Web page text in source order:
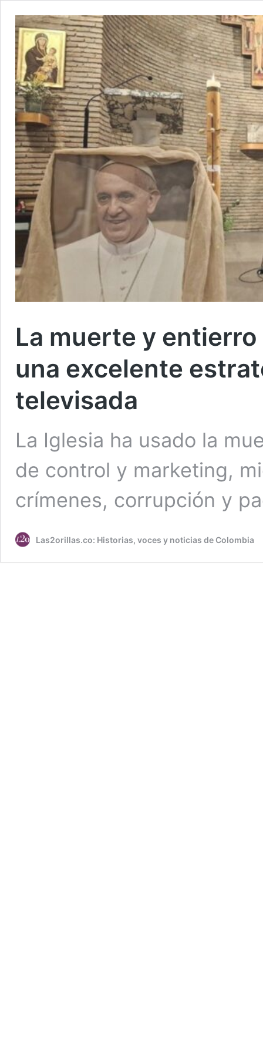
La muerte y
una excelente
televisada
La Iglesia ha usado la
de control y marketing,
crímenes, corrupción y
Las2orillas.co: Historias, voces y noticias de Colombia